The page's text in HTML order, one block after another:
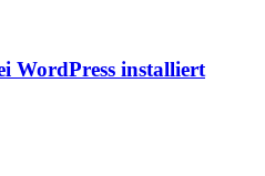
WordPress installiert